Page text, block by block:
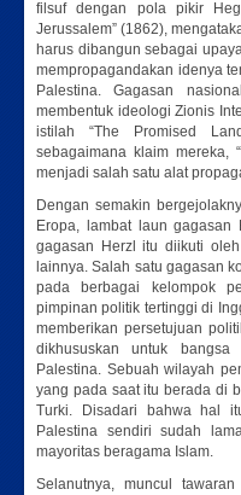
filsuf dengan pola pikir
Jerussalem” (1862),
harus dibangun sebagai
mempropagandakan idenya
Palestina. Gagasan
membentuk ideologi Zionis
istilah “The Promised
sebagaimana klaim mereka,
menjadi salah satu alat
Dengan semakin
Eropa, lambat laun gagasan
gagasan Herzl itu diikuti
lainnya. Salah satu gagasan
pada berbagai kelompok
pimpinan politik tertinggi di
memberikan persetujuan
dikhususkan untuk
Palestina. Sebuah wilayah
yang pada saat itu berada di
Turki. Disadari bahwa hal
Palestina sendiri sudah
mayoritas beragama Islam.
Selanutnya, muncul